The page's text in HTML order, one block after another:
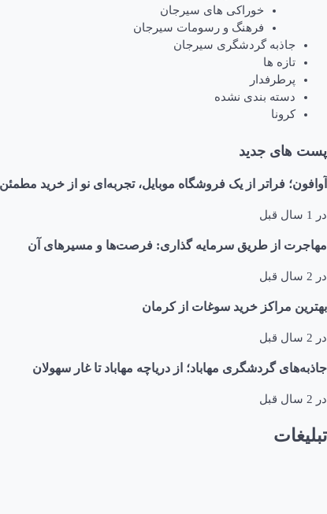
خوراکی های سیرجان
فرهنگ و رسومات سیرجان
جاذبه گردشگری سیرجان
تازه ها
پرطرفدار
دسته بندی نشده
کرونا
پست های جدید
آوافون؛ فراتر از یک فروشگاه موبایل، تجربه‌ای نو از خرید
در 1 سال قبل
مهاجرت از طریق سرمایه گذاری: فرصت‌ها و مسیرهای آن
در 2 سال قبل
بهترین مراکز خرید سوغات از کرمان
در 2 سال قبل
جاذبه‌های گردشگری مهاباد؛ از دریاچه مهاباد تا غار سهولان
در 2 سال قبل
تبلیغات